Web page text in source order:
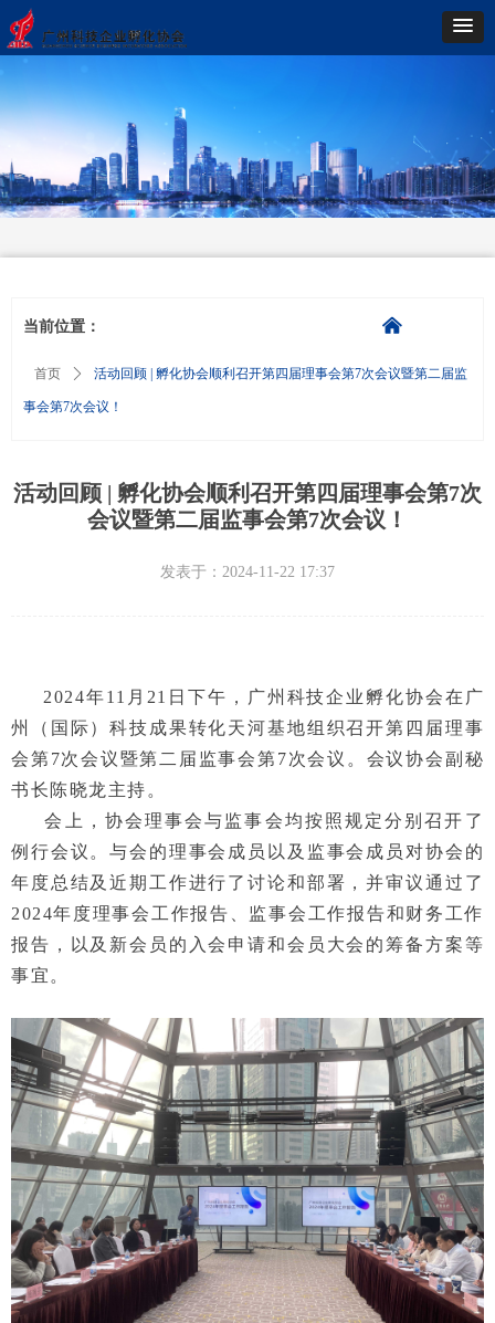
当前位置： 낀
首页 ꄲ 活动回顾 | 孵化协会顺利召开第四届理事会第7次会议暨第二届监
事会第7次会议！
活动回顾 | 孵化协会顺利召开第四届理事会第7次
会议暨第二届监事会第7次会议！
发表于： 2024-11-22 17:37
2024年11月21日下午，广州科技企业孵化协会在广
州（国际）科技成果转化天河基地组织召开第四届理事
会第7次会议暨第二届监事会第7次会议。会议协会副秘
书长陈晓龙主持。
会上，协会理事会与监事会均按照规定分别召开了
例行会议。与会的理事会成员以及监事会成员对协会的
年度总结及近期工作进行了讨论和部署，并审议通过了
2024年度理事会工作报告、监事会工作报告和财务工作
报告，以及新会员的入会申请和会员大会的筹备方案等
事宜。